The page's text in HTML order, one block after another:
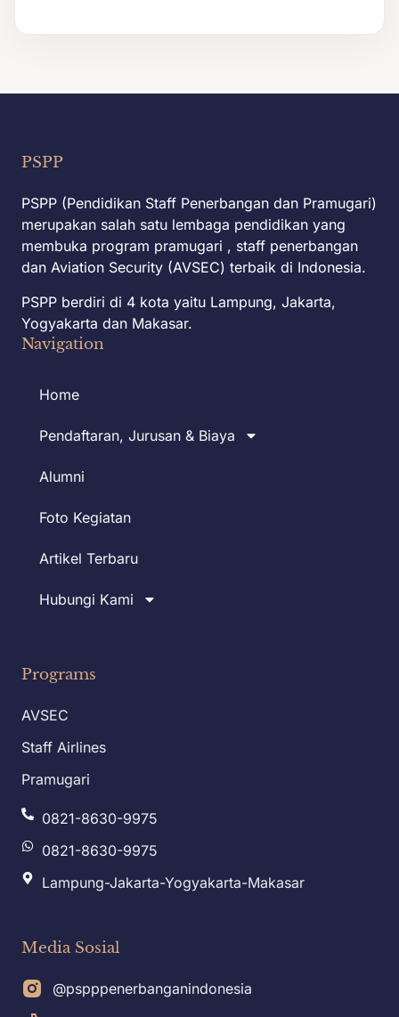
PSPP
PSPP (Pendidikan Staff Penerbangan dan Pramugari)
merupakan salah satu lembaga pendidikan yang
membuka program pramugari , staff penerbangan
dan Aviation Security (AVSEC) terbaik di Indonesia.
PSPP berdiri di 4 kota yaitu Lampung, Jakarta,
Yogyakarta dan Makasar.
Navigation
Home
Pendaftaran, Jurusan & Biaya
Alumni
Foto Kegiatan
Artikel Terbaru
Hubungi Kami
Programs
AVSEC
Staff Airlines
Pramugari
0821-8630-9975
0821-8630-9975
Lampung-Jakarta-Yogyakarta-Makasar
Media Sosial
@pspppenerbanganindonesia